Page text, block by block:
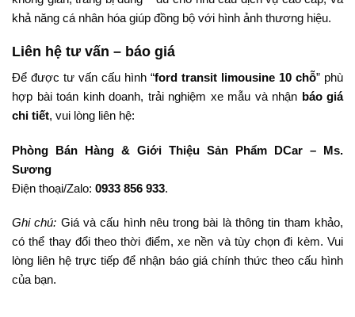
khả năng cá nhân hóa giúp đồng bộ với hình ảnh thương hiệu.
Liên hệ tư vấn – báo giá
Để được tư vấn cấu hình “ford transit limousine 10 chỗ” phù
hợp bài toán kinh doanh, trải nghiệm xe mẫu và nhận báo giá
chi tiết, vui lòng liên hệ:
Phòng Bán Hàng & Giới Thiệu Sản Phẩm DCar – Ms.
Sương
Điện thoại/Zalo: 0933 856 933.
Ghi chú: Giá và cấu hình nêu trong bài là thông tin tham khảo,
có thể thay đổi theo thời điểm, xe nền và tùy chọn đi kèm. Vui
lòng liên hệ trực tiếp để nhận báo giá chính thức theo cấu hình
của bạn.